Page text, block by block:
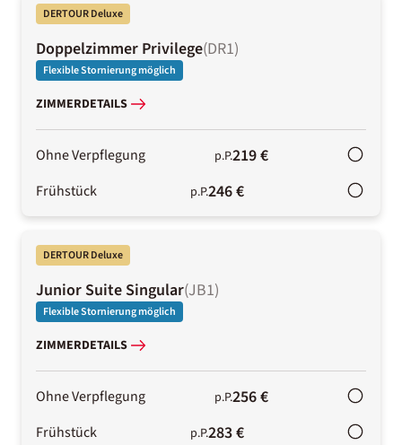
DERTOUR Deluxe
Doppelzimmer Privilege(DR1)
Flexible Stornierung möglich
ZIMMERDETAILS
Ohne Verpflegung p.P.219 €
Frühstück p.P.246 €
DERTOUR Deluxe
Junior Suite Singular(JB1)
Flexible Stornierung möglich
ZIMMERDETAILS
Ohne Verpflegung p.P.256 €
Frühstück p.P.283 €